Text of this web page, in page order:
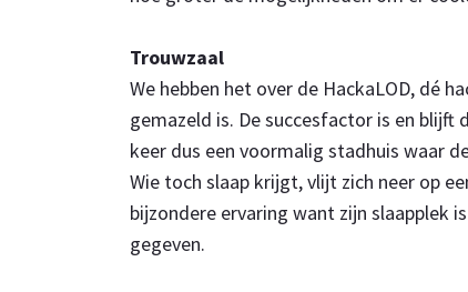
Trouwzaal
We hebben het over de HackaLOD, dé
gemazeld is. De succesfactor is en
keer dus een voormalig stadhuis waar
Wie toch slaap krijgt, vlijt zich neer op
bijzondere ervaring want zijn slaapplek
gegeven.